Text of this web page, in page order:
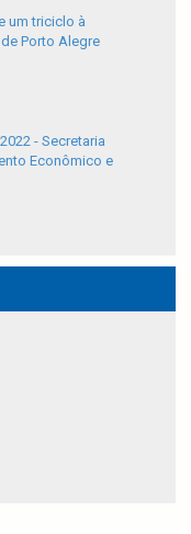
um triciclo à
Porto Alegre
- Secretaria
Econômico e